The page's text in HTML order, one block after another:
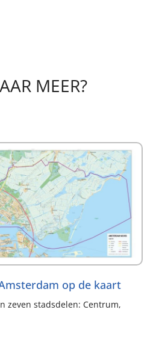
stadsdelen: Centrum, Noord,